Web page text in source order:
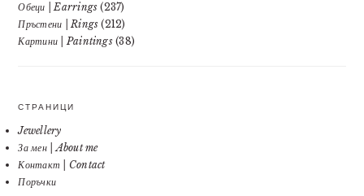
Обеци | Earrings (237)
Пръстени | Rings (212)
Картини | Paintings(38)
СТРАНИЦИ
Jewellery
За мен | About me
Контакт | Contact
Поръчки